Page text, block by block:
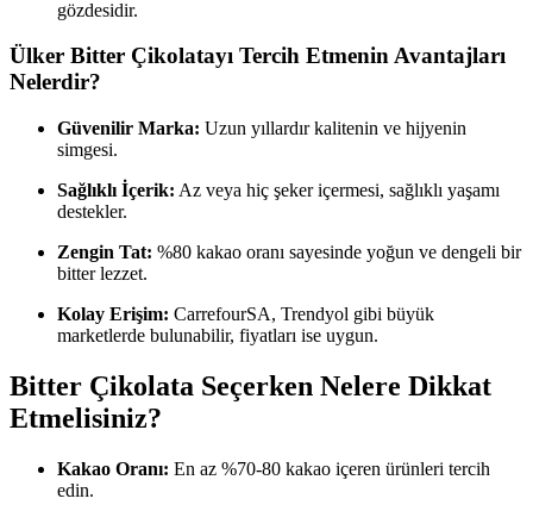
gözdesidir.
Ülker Bitter Çikolatayı Tercih Etmenin Avantajları
Nelerdir?
Güvenilir Marka: Uzun yıllardır kalitenin ve hijyenin
simgesi.
Sağlıklı İçerik: Az veya hiç şeker içermesi, sağlıklı yaşamı
destekler.
Zengin Tat: %80 kakao oranı sayesinde yoğun ve dengeli bir
bitter lezzet.
Kolay Erişim: CarrefourSA, Trendyol gibi büyük
marketlerde bulunabilir, fiyatları ise uygun.
Bitter Çikolata Seçerken Nelere Dikkat
Etmelisiniz?
Kakao Oranı: En az %70-80 kakao içeren ürünleri tercih
edin.